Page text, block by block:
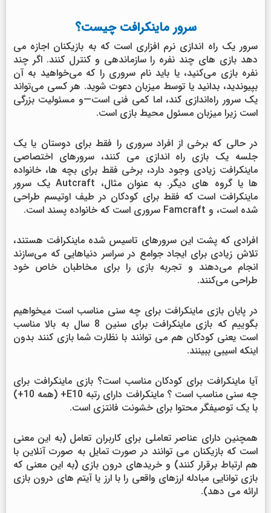
سرور ماینکرافت چیست؟
سرور یک راه اندازی نرم افزاری است که به بازیکنان اجازه می
دهد بازی های چند نفره را سازماندهی و کنترل کنند. اگر چند
نفره بازی می‌کنید، یا باید نام سروری را که می‌خواهید به آن
بپیوندید، بدانید یا توسط میزبان دعوت شوید. هر کسی می‌تواند
یک سرور راه‌اندازی کند، اما کمی فنی است—و مسئولیت بزرگی
است زیرا میزبان مسئول محیط بازی است.
در حالی که برخی از افراد سروری را فقط برای دوستان یا یک
جلسه یک بازی راه اندازی می کنند، سرورهای اختصاصی
ماینکرافت زیادی وجود دارد، برخی فقط برای بچه ها، خانواده
ها یا گروه های دیگر. به عنوان مثال، Autcraft یک سرور
ماینکرافت است که فقط برای کودکان در طیف اوتیسم طراحی
شده است، و Famcraft سروری است که خانواده پسند است.
افرادی که پشت این سرورهای تاسیس شده ماینکرافت هستند،
تلاش زیادی برای ایجاد جوامع در سراسر دنیاهایی که می‌سازند
انجام می‌دهند و تجربه بازی را برای مخاطبان خاص خود
طراحی می‌کنند.
در پایان بازی ماینکرافت برای چه سنی مناسب است میخواهیم
بگوییم که بازی ماینکرافت برای سنین 8 سال به بالا مناسب
است یعنی کودکان هم می توانند با نظارت شما بازی کنند بدون
اینکه اسیبی ببینند.
آیا ماینکرافت برای کودکان مناسب است؟ بازی ماینکرافت برای
چه سنی مناسب است ؟ ماینکرافت دارای رتبه E10+ (همه 10+)
با یک توصیفگر محتوا برای خشونت فانتزی است.
همچنین دارای عناصر تعاملی برای کاربران تعامل (به این معنی
است که بازیکنان می توانند در صورت تمایل به صورت آنلاین با
هم ارتباط برقرار کنند) و خریدهای درون بازی (به این معنی که
بازی توانایی مبادله ارزهای واقعی را با ارز یا آیتم های درون بازی
ارائه می دهد).